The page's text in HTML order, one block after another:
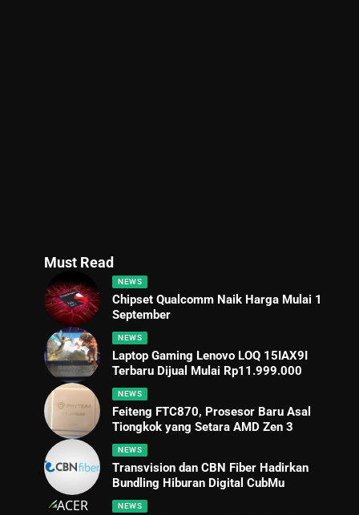
Must Read
NEWS
Chipset Qualcomm Naik Harga Mulai 1
September
NEWS
Laptop Gaming Lenovo LOQ 15IAX9I
Terbaru Dijual Mulai Rp11.999.000
NEWS
Feiteng FTC870, Prosesor Baru Asal
Tiongkok yang Setara AMD Zen 3
NEWS
Transvision dan CBN Fiber Hadirkan
Bundling Hiburan Digital CubMu
NEWS